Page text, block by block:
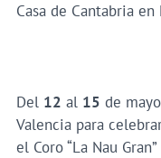
Casa de Cantabria en
Del 12 al 15 de
Valencia para
el Coro “La Nau